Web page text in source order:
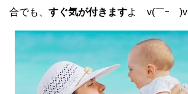
合でも、 すぐ気が付きますよ v(￣ｰ￣)v